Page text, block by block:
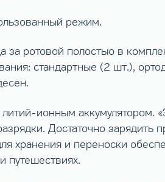
режим.
за ротовой полостью в
стандартные (2 шт.),
ионным аккумулятором.
Достаточно зарядить
хранения и переноски
путешествиях.